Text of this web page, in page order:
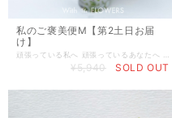
私のご褒美便M【第2土日お届
け】
¥5,940 SOLD OUT